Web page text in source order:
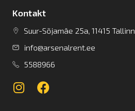
Kontakt
Suur-Sõjamäe 25a, 11415 Tallinn
info@arsenalrent.ee
5588966